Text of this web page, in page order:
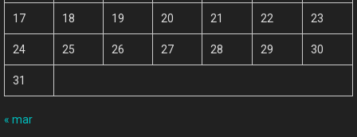
17 18 19 20 21 22 23
24 25 26 27 28 29 30
31
« mar